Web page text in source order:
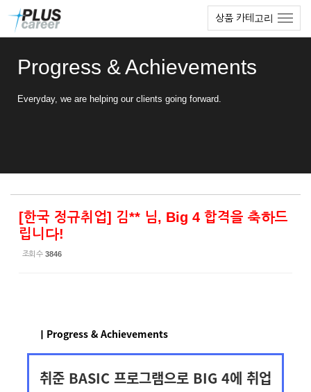
상품 카테고리
Progress & Achievements
Everyday, we are helping our clients going forward.
[한국 정규취업] 김** 님, Big 4 합격을 축하드
립니다!
조회 수 3846
ㅣProgress & Achievements
취준 BASIC 프로그램으로 BIG 4에 취업